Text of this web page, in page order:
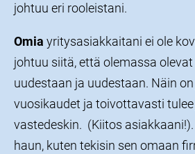
johtuu eri rooleistani.
Omia yritysasiakkaitani ei ole
johtuu siitä, että olemassa
uudestaan ja uudestaan. Näin
vuosikaudet ja toivottavasti
vastedeskin. (Kiitos asiakkaani!).
haun, kuten tekisin sen omaan